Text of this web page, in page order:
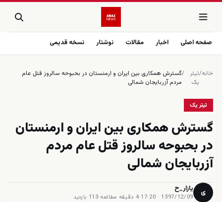
صفحه اصلی اخبار مقالات نوشتار نسخه قدیمی
خانه/تیتر
یک
/گسترش همکاری بین ایران و ارمنستان در بحبوحه سالروز قتل عام
مردم آزربایجان شمالی
تیتر یک
گسترش همکاری بین ایران و ارمنستان
در بحبوحه سالروز قتل عام مردم
آزربایجان شمالی
ی یازار_ح
1397/12/09 · 17:20
·4 دقیقه مطالعه ·113 بازدید